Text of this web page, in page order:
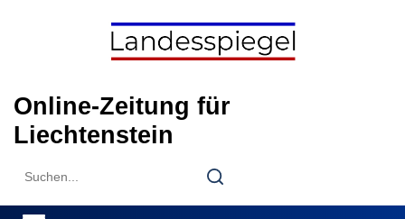
Online-Zeitung für
Liechtenstein
Search
Search